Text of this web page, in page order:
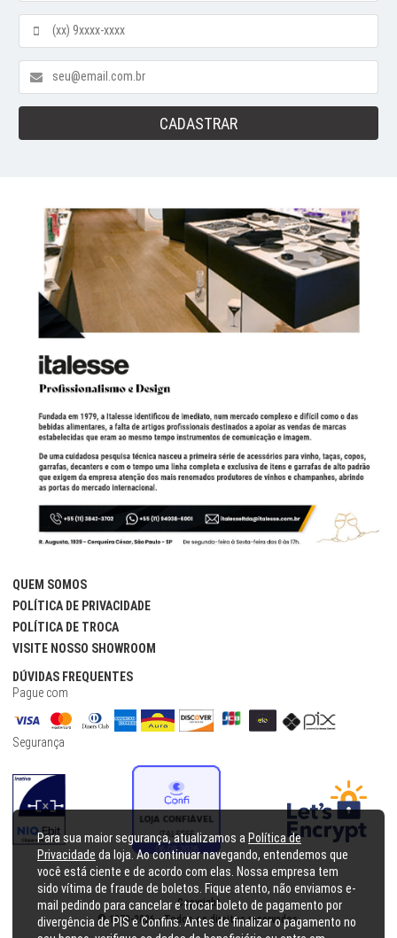
Para sua maior segurança, atualizamos a Política de
Privacidade da loja. Ao continuar navegando, entendemos que
você está ciente e de acordo com elas. Nossa empresa tem
sido vítima de fraude de boletos. Fique atento, não enviamos e-
mail pedindo para cancelar e trocar boleto de pagamento por
divergência de PIS e Confins. Antes de finalizar o pagamento no
CADASTRAR
QUEM SOMOS
POLÍTICA DE PRIVACIDADE
POLÍTICA DE TROCA
VISITE NOSSO SHOWROOM
DÚVIDAS FREQUENTES
Pague com
Segurança
Copyright
© 1979-2026- Todos os direitos reservados.